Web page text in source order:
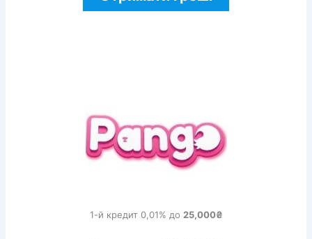
1-й кредит 0,01% до 25,000₴